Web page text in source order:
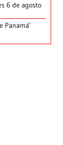
6 de agosto
Panamá’